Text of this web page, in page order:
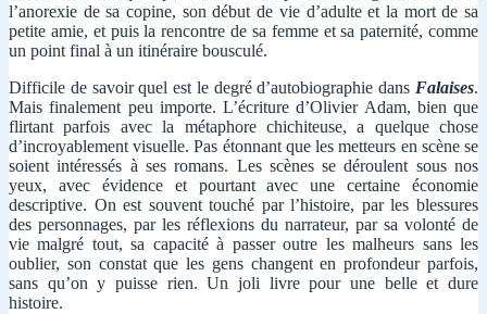
l’anorexie de sa copine, son début de vie d’adulte et la mort de sa
petite amie, et puis la rencontre de sa femme et sa paternité, comme
un point final à un itinéraire bousculé.
Difficile de savoir quel est le degré d’autobiographie dans Falaises.
Mais finalement peu importe. L’écriture d’Olivier Adam, bien que
flirtant parfois avec la métaphore chichiteuse, a quelque chose
d’incroyablement visuelle. Pas étonnant que les metteurs en scène se
soient intéressés à ses romans. Les scènes se déroulent sous nos
yeux, avec évidence et pourtant avec une certaine économie
descriptive. On est souvent touché par l’histoire, par les blessures
des personnages, par les réflexions du narrateur, par sa volonté de
vie malgré tout, sa capacité à passer outre les malheurs sans les
oublier, son constat que les gens changent en profondeur parfois,
sans qu’on y puisse rien. Un joli livre pour une belle et dure
histoire.